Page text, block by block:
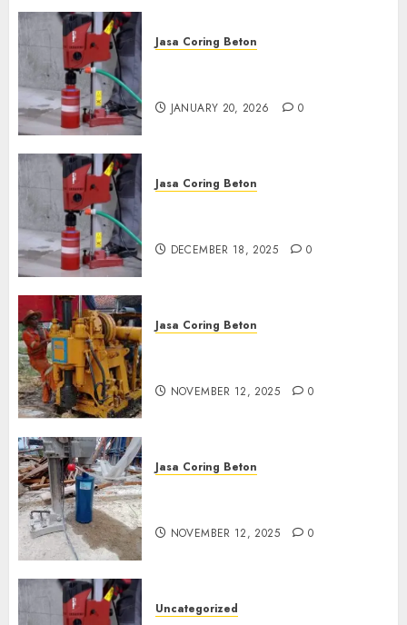
Jasa Coring Beton
JANUARY 20, 2026 0
Jasa Coring Beton
DECEMBER 18, 2025 0
Jasa Coring Beton
NOVEMBER 12, 2025 0
Jasa Coring Beton
NOVEMBER 12, 2025 0
Uncategorized